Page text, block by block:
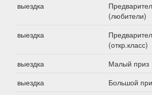
выездка
(любители)
выездка
(откр.класс)
выездка
Малый приз
выездка
Большой